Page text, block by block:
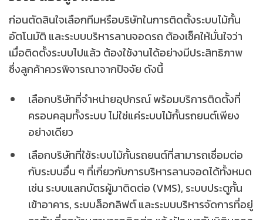
ก่อนตัดสินใจเลือกทีมหรือบริษัทในการติดตั้งระบบไม้กั้น
อัตโนมัติ และระบบบริหารลานจอดรถ ต้องเช็คให้มั่นใจว่า
เมื่อติดตั้งระบบไปแล้ว ต้องใช้งานได้อย่างมีประสิทธิภาพ
ซึ่งลูกค้าควรพิจารณาจากปัจจัย ดังนี้
เลือกบริษัทที่จำหน่ายอุปกรณ์ พร้อมบริการติดตั้งที่
ครอบคลุมทั้งระบบ ไม่ใช่แค่ระบบไม้กั้นรถยนต์เพียง
อย่างเดียว
เลือกบริษัทที่ใช้ระบบไม้กั้นรถยนต์ที่สามารถเชื่อมต่อ
กับระบบอื่น ๆ ที่เกี่ยวกับการบริหารลานจอดได้ทั้งหมด
เช่น ระบบแลกบัตรผู้มาติดต่อ (VMS), ระบบประตูกั้น
เข้าอาคาร, ระบบล็อกลิฟต์ และระบบบริหารจัดการที่อยู่